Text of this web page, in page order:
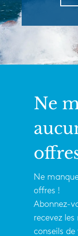
Ne
Ne
offres !
Abonnez-
recevez
conseils